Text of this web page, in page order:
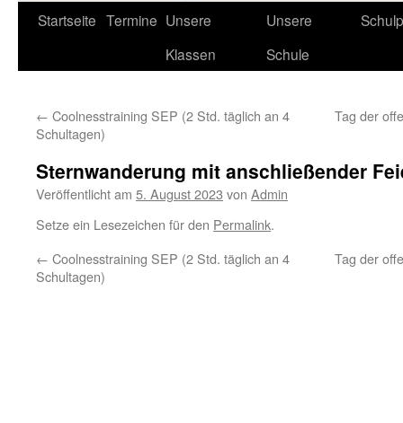
Startseite Termine Unsere
Klassen
Unsere
Schule
← Coolnesstraining SEP (2 Std. täglich an 4
Schultagen)
Tag der
Sternwanderung mit anschließender
Veröffentlicht am 5. August 2023 von Admin
Setze ein Lesezeichen für den Permalink.
← Coolnesstraining SEP (2 Std. täglich an 4
Schultagen)
Tag der